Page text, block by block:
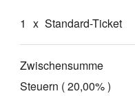
1 x Standard-Ticket
Zwischensumme
Steuern ( 20,00% )